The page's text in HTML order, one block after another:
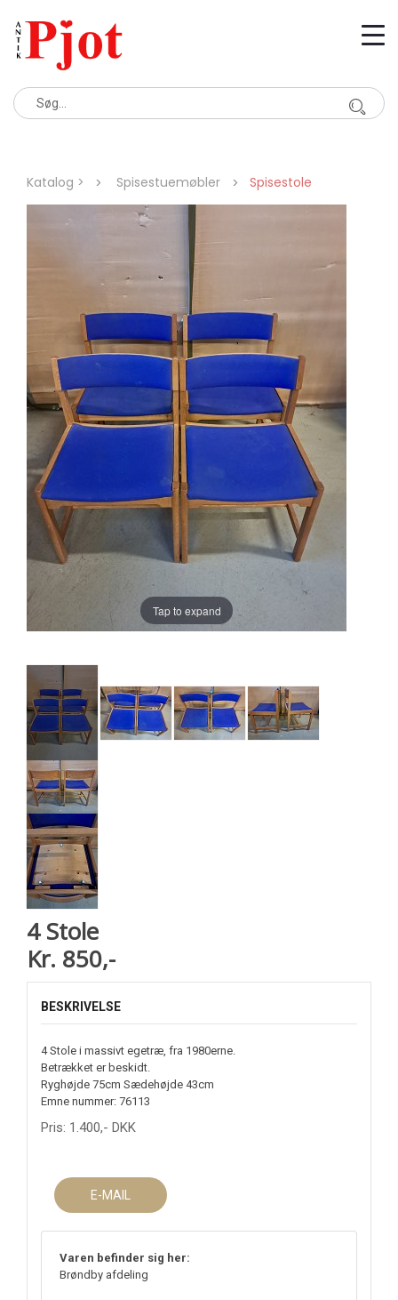
Katalog > Spisestuemøbler Spisestole
Tap to expand
4 Stole
Kr. 850,-
BESKRIVELSE
4 Stole i massivt egetræ, fra 1980erne.
Betrækket er beskidt.
Ryghøjde 75cm Sædehøjde 43cm
Emne nummer: 76113
Pris: 1.400,- DKK
E-MAIL
Varen befinder sig her:
Brøndby afdeling